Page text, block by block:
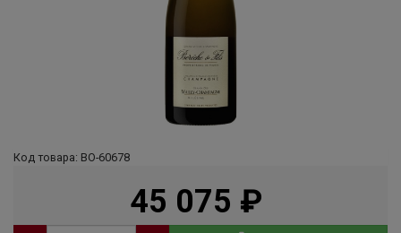
Код товара: ВО-60678
45 075